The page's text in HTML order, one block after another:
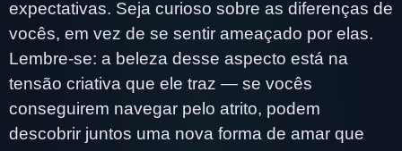
expectativas. Seja curioso sobre as diferenças de
vocês, em vez de se sentir ameaçado por elas.
Lembre-se: a beleza desse aspecto está na
tensão criativa que ele traz — se vocês
conseguirem navegar pelo atrito, podem
descobrir juntos uma nova forma de amar que